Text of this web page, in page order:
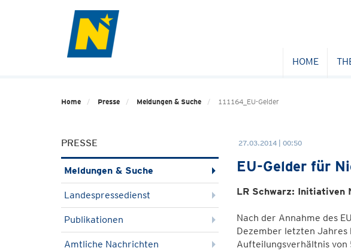
HOME
Home Presse Meldungen & Suche 111164_EU-Gelder
PRESSE
Meldungen & Suche
Landespressedienst
Publikationen
Amtliche Nachrichten
27.03.2014 | 00:50
EU-Gelder für
LR Schwarz: Initiativen
Nach der Annahme des
Dezember letzten Jahres
Aufteilungsverhältnis von